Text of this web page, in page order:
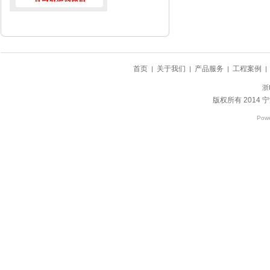
首页 | 关于我们 | 产品服务 | 工程案例 |
浙
版权所有 2014